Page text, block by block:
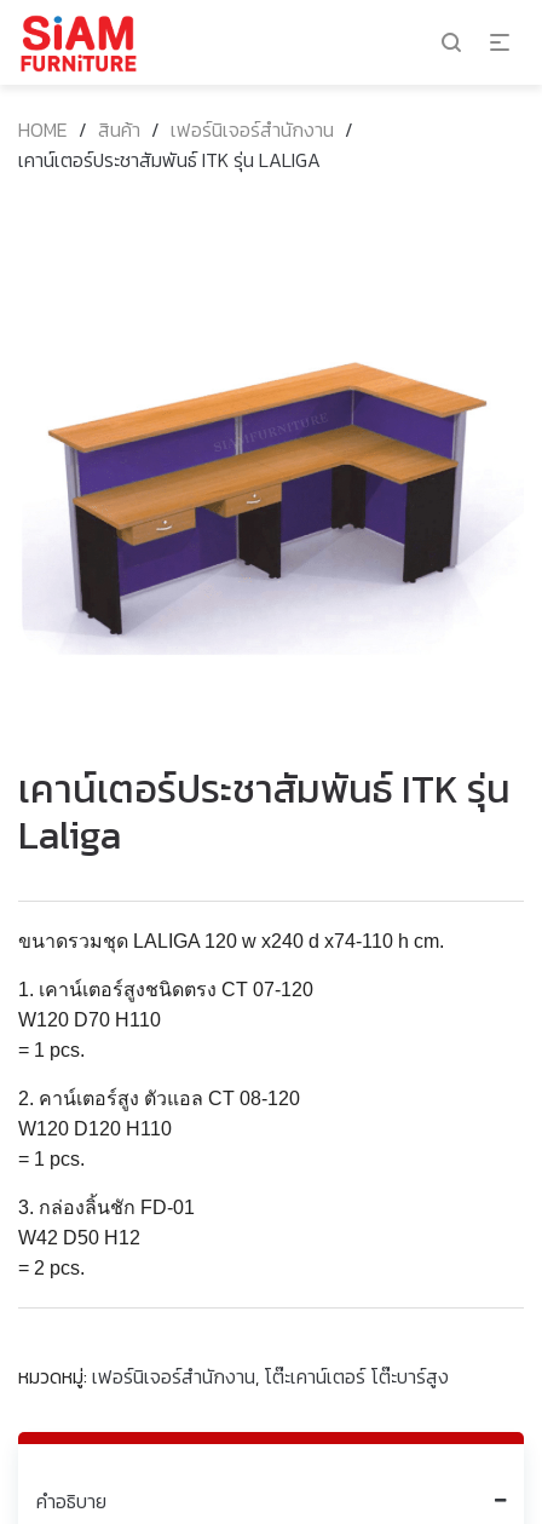
HOME / สินค้า / เฟอร์นิเจอร์สำนักงาน /
เคาน์เตอร์ประชาสัมพันธ์ ITK รุ่น LALIGA
เคาน์เตอร์ประชาสัมพันธ์ ITK รุ่น
Laliga
ขนาดรวมชุด LALIGA 120 w x240 d x74-110 h cm.
1. เคาน์เตอร์สูงชนิดตรง CT 07-120
W120 D70 H110
= 1 pcs.
2. คาน์เตอร์สูง ตัวแอล CT 08-120
W120 D120 H110
= 1 pcs.
3. กล่องลิ้นชัก FD-01
W42 D50 H12
= 2 pcs.
หมวดหมู่: เฟอร์นิเจอร์สำนักงาน, โต๊ะเคาน์เตอร์ โต๊ะบาร์สูง
คำอธิบาย